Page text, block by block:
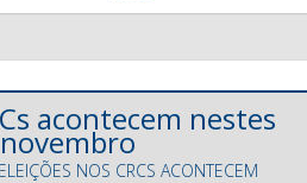
acontecem nestes
ELEIÇÕES NOS CRCS ACONTECEM